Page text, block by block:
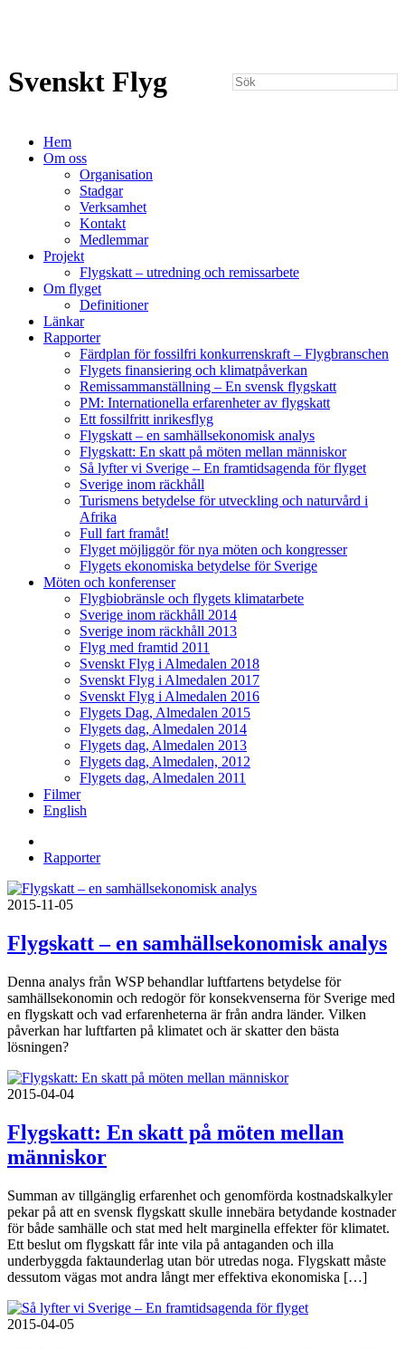
Svenskt Flyg
Hem
Om oss
Organisation
Stadgar
Verksamhet
Kontakt
Medlemmar
Projekt
Flygskatt – utredning och remissarbete
Om flyget
Definitioner
Länkar
Rapporter
Färdplan för fossilfri konkurrenskraft – Flygbranschen
Flygets finansiering och klimatpåverkan
Remissammanställning – En svensk flygskatt
PM: Internationella erfarenheter av flygskatt
Ett fossilfritt inrikesflyg
Flygskatt – en samhällsekonomisk analys
Flygskatt: En skatt på möten mellan människor
Så lyfter vi Sverige – En framtidsagenda för flyget
Sverige inom räckhåll
Turismens betydelse för utveckling och naturvård i
Afrika
Full fart framåt!
Flyget möjliggör för nya möten och kongresser
Flygets ekonomiska betydelse för Sverige
Möten och konferenser
Flygbiobränsle och flygets klimatarbete
Sverige inom räckhåll 2014
Sverige inom räckhåll 2013
Flyg med framtid 2011
Svenskt Flyg i Almedalen 2018
Svenskt Flyg i Almedalen 2017
Svenskt Flyg i Almedalen 2016
Flygets Dag, Almedalen 2015
Flygets dag, Almedalen 2014
Flygets dag, Almedalen 2013
Flygets dag, Almedalen, 2012
Flygets dag, Almedalen 2011
Filmer
English
Rapporter
2015-11-05
Flygskatt – en samhällsekonomisk analys
Denna analys från WSP behandlar luftfartens betydelse för
samhällsekonomin och redogör för konsekvenserna för Sverige med
en flygskatt och vad erfarenheterna är från andra länder. Vilken
påverkan har luftfarten på klimatet och är skatter den bästa
lösningen?
2015-04-04
Flygskatt: En skatt på möten mellan
människor
Summan av tillgänglig erfarenhet och genomförda kostnadskalkyler
pekar på att en svensk flygskatt skulle innebära betydande kostnader
för både samhälle och stat med helt marginella effekter för klimatet.
Ett beslut om flygskatt får inte vila på antaganden och illa
underbyggda faktaunderlag utan bör utredas noga. Flygskatt måste
dessutom vägas mot andra långt mer effektiva ekonomiska […]
2015-04-05